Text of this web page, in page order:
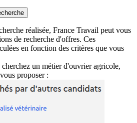
réalisée, France Travail peut vous
de recherche d'offres. Ces
en fonction des critères que vous
un métier d'ouvrier agricole,
proposer :